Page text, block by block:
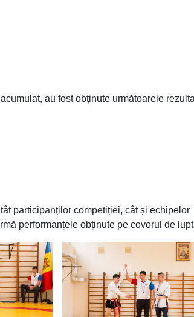
au fost obținute următoarele
participanților competiției, cât și echipelor
performanțele obținute pe covorul de